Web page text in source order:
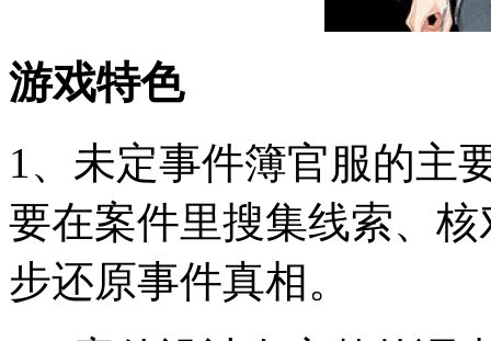
游戏特色
1、未定事件簿官服的主
要在案件里搜集线索、
步还原事件真相。